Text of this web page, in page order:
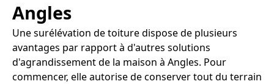
Angles
Une surélévation de toiture dispose de plusieurs
avantages par rapport à d'autres solutions
d'agrandissement de la maison à Angles. Pour
commencer, elle autorise de conserver tout du terrain